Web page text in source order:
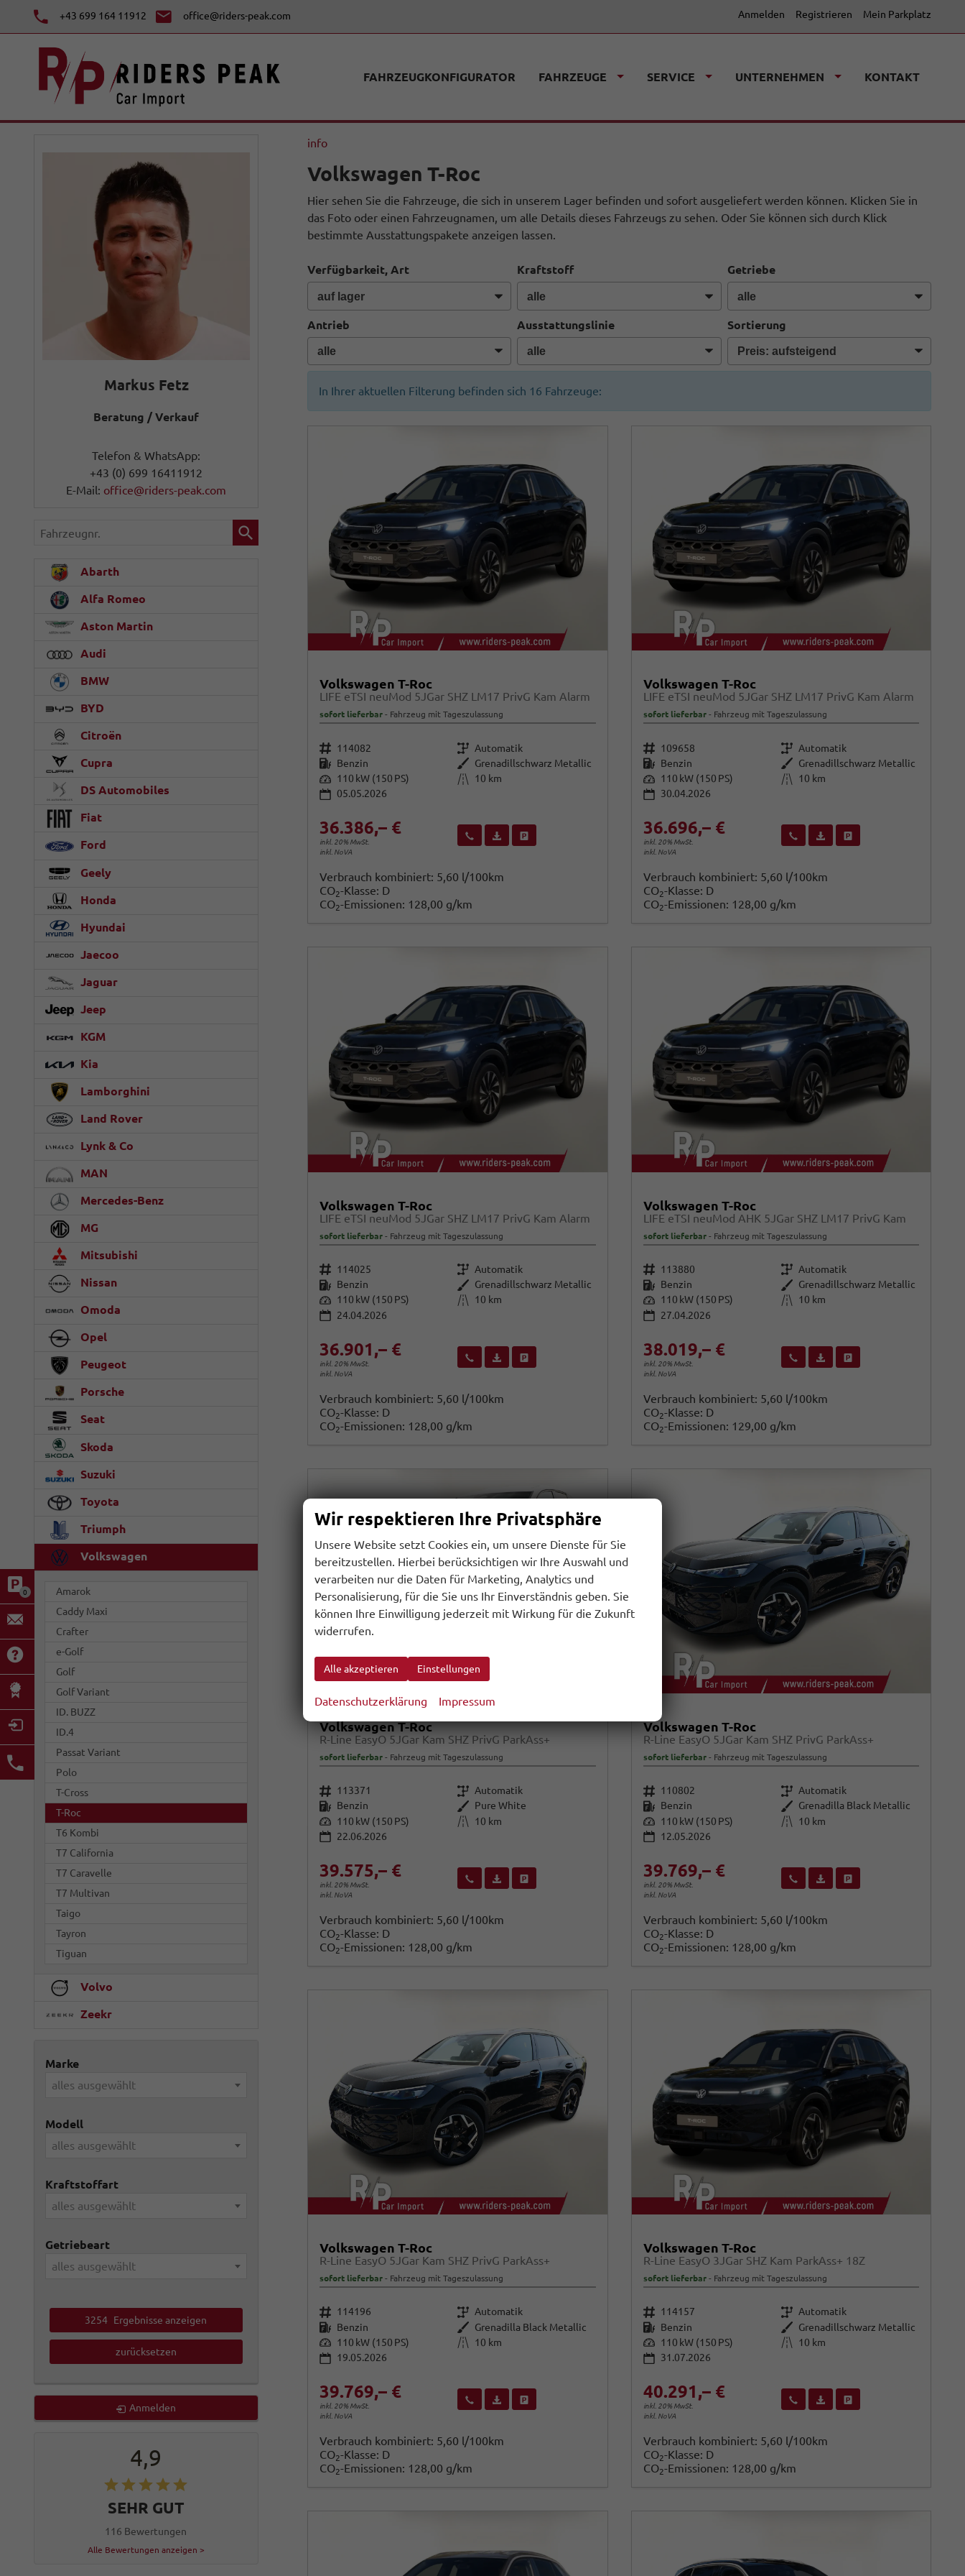
+43 699 164 11912 office@riders-peak.com Anmelden Registrieren Mein Parkplatz
0
FAHRZEUGKONFIGURATOR FAHRZEUGE SERVICE UNTERNEHMEN KONTAKT
info
Volkswagen T-Roc
Hier sehen Sie die Fahrzeuge, die sich in unserem Lager befinden und sofort ausgeliefert werden können. Klicken Sie in
das Foto oder einen Fahrzeugnamen, um alle Details dieses Fahrzeugs zu sehen. Oder Sie können sich durch Klick
bestimmte Ausstattungspakete anzeigen lassen.
Verfügbarkeit, Art Kraftstoff Getriebe
Antrieb Ausstattungslinie Sortierung
In Ihrer aktuellen Filterung befinden sich 16 Fahrzeuge:
Volkswagen T-Roc
LIFE eTSI neuMod 5JGar SHZ LM17 PrivG Kam Alarm
sofort lieferbar Fahrzeug mit Tageszulassung
Fahrzeugnr. 114082 Getriebe Automatik
Kraftstoff Benzin Außenfarbe Grenadillschwarz Metallic
Leistung 110 kW (150 PS) Kilometerstand 10 km
05.05.2026
36.386,– €
inkl. 20% MwSt.
inkl. NoVA
Wir rufen Sie anFahrzeugexposé (PDF)
Verbrauch kombiniert: 5,60 l/100km
CO2-Klasse: D
CO2-Emissionen: 128,00 g/km
Volkswagen T-Roc
LIFE eTSI neuMod 5JGar SHZ LM17 PrivG Kam Alarm
sofort lieferbar Fahrzeug mit Tageszulassung
Fahrzeugnr. 109658 Getriebe Automatik
Kraftstoff Benzin Außenfarbe
Grenadillschwarz Metallic
Leistung 110 kW (150 PS) Kilometerstand
10 km
30.04.2026
36.696,– €
inkl. 20% MwSt.
inkl. NoVA
Wir rufen Sie anFahrzeugexposé (PDF)
Fahrzeug parken
Verbrauch kombiniert: 5,60 l/100km
CO2-Klasse: D
CO2-Emissionen: 128,00 g/km
Volkswagen T-Roc
LIFE eTSI neuMod 5JGar SHZ LM17 PrivG Kam Alarm
sofort lieferbar Fahrzeug mit Tageszulassung
Fahrzeugnr. 114025 Getriebe Automatik
Kraftstoff Benzin Außenfarbe Grenadillschwarz Metallic
Leistung 110 kW (150 PS) Kilometerstand 10 km
24.04.2026
36.901,– €
inkl. 20% MwSt.
inkl. NoVA
Wir rufen Sie anFahrzeugexposé (PDF)
Verbrauch kombiniert: 5,60 l/100km
CO2-Klasse: D
CO2-Emissionen: 128,00 g/km
Volkswagen T-Roc
LIFE eTSI neuMod AHK 5JGar SHZ LM17 PrivG Kam
sofort lieferbar Fahrzeug mit Tageszulassung
Fahrzeugnr. 113880 Getriebe Automatik
Kraftstoff Benzin Außenfarbe Grenadillschwarz Metallic
Leistung 110 kW (150 PS) Kilometerstand
10 km
27.04.2026
38.019,– €
inkl. 20% MwSt.
inkl. NoVA
Wir rufen Sie anFahrzeugexposé (PDF)
Fahrzeug parken
Verbrauch kombiniert: 5,60 l/100km
CO2-Klasse: D
CO2-Emissionen: 129,00 g/km
Volkswagen T-Roc
R-Line EasyO 5JGar Kam SHZ PrivG ParkAss+
sofort lieferbar Fahrzeug mit Tageszulassung
Fahrzeugnr. 113371 Getriebe Automatik
Kraftstoff Benzin Außenfarbe Pure White
Leistung 110 kW (150 PS) Kilometerstand 10 km
22.06.2026
39.575,– €
inkl. 20% MwSt.
inkl. NoVA
Wir rufen Sie anFahrzeugexposé (PDF)
Verbrauch kombiniert: 5,60 l/100km
CO2-Klasse: D
CO2-Emissionen: 128,00 g/km
Volkswagen T-Roc
R-Line EasyO 5JGar Kam SHZ PrivG ParkAss+
sofort lieferbar Fahrzeug mit Tageszulassung
Fahrzeugnr. 110802 Getriebe Automatik
Kraftstoff Benzin Außenfarbe Grenadilla Black Metallic
Leistung 110 kW (150 PS) Kilometerstand
10 km
12.05.2026
39.769,– €
inkl. 20% MwSt.
inkl. NoVA
Wir rufen Sie anFahrzeugexposé (PDF)
Fahrzeug parken
Verbrauch kombiniert: 5,60 l/100km
CO2-Klasse: D
CO2-Emissionen: 128,00 g/km
Volkswagen T-Roc
R-Line EasyO 5JGar Kam SHZ PrivG ParkAss+
sofort lieferbar Fahrzeug mit Tageszulassung
Fahrzeugnr. 114196 Getriebe Automatik
Kraftstoff Benzin Außenfarbe Grenadilla Black Metallic
Leistung 110 kW (150 PS) Kilometerstand 10 km
19.05.2026
39.769,– €
inkl. 20% MwSt.
inkl. NoVA
Wir rufen Sie anFahrzeugexposé (PDF)
Verbrauch kombiniert: 5,60 l/100km
CO2-Klasse: D
CO2-Emissionen: 128,00 g/km
Volkswagen T-Roc
R-Line EasyO 3JGar SHZ Kam ParkAss+ 18Z
sofort lieferbar Fahrzeug mit Tageszulassung
Fahrzeugnr. 114157 Getriebe Automatik
Kraftstoff Benzin Außenfarbe Grenadillschwarz Metallic
Leistung 110 kW (150 PS) Kilometerstand
10 km
31.07.2026
40.291,– €
inkl. 20% MwSt.
inkl. NoVA
Wir rufen Sie anFahrzeugexposé (PDF)
Fahrzeug parken
Verbrauch kombiniert: 5,60 l/100km
CO2-Klasse: D
CO2-Emissionen: 128,00 g/km
Markus Fetz
Beratung / Verkauf
Telefon & WhatsApp:
+43 (0) 699 16411912
E-Mail: office@riders-peak.com
Fahrzeugnr.
Abarth
Alfa Romeo
Aston Martin
Audi
BMW
BYD
Citroën
Cupra
DS Automobiles
Fiat
Ford
Geely
Honda
Hyundai
Jaecoo
Jaguar
Jeep
KGM
Kia
Lamborghini
Land Rover
Lynk & Co
MAN
Mercedes-Benz
MG
Mitsubishi
Nissan
Omoda
Opel
Peugeot
Porsche
Seat
Skoda
Suzuki
Toyota
Triumph
Volkswagen
Amarok
Caddy Maxi
Crafter
e-Golf
Golf
Golf Variant
ID. BUZZ
ID.4
Passat Variant
Polo
T-Cross
T-Roc
T6 Kombi
T7 California
T7 Caravelle
T7 Multivan
Taigo
Tayron
Tiguan
Volvo
Zeekr
Marke
alles ausgewählt
Modell
alles ausgewählt
Kraftstoffart
alles ausgewählt
Getriebeart
alles ausgewählt
3254 Ergebnisse anzeigen
zurücksetzen
Anmelden
4,9
SEHR GUT
116 Bewertungen
Alle Bewertungen anzeigen >
Wir respektieren Ihre Privatsphäre
Unsere Website setzt Cookies ein, um unsere Dienste für Sie
bereitzustellen. Hierbei berücksichtigen wir Ihre Auswahl und
verarbeiten nur die Daten für Marketing, Analytics und
Personalisierung, für die Sie uns Ihr Einverständnis geben. Sie
können Ihre Einwilligung jederzeit mit Wirkung für die Zukunft
widerrufen.
Alle akzeptieren Einstellungen
Datenschutzerklärung Impressum